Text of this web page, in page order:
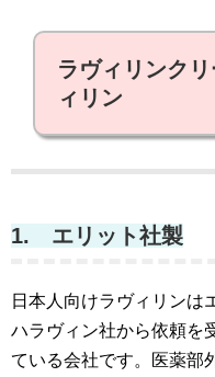
ラヴィリンク
ィリン
1. エリット社製
日本人向けラヴィリンは
ハラヴィン社から依頼を
ている会社です。医薬部